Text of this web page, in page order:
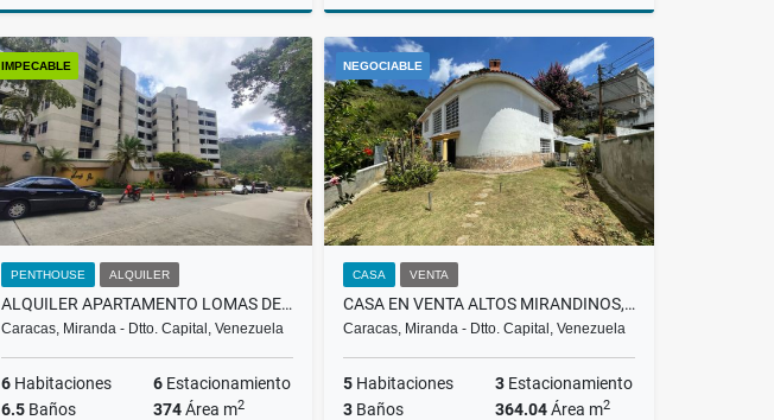
Venta
US$319,160
Venta
US$596,000
IMPECABLE
PENTHOUSE ALQUILER
ALQUILER APARTAMENTO LOMAS DE LA LAGUNITA, EL HATILLO, LMAW 002-25
Caracas, Miranda - Dtto. Capital, Venezuela
6 Habitaciones 6 Estacionamiento
6.5 Baños 374Área m2
NEGOCIABLE
CASA VENTA
CASA EN VENTA ALTOS MIRANDINOS, POTRERITO, 125.000 $
Caracas, Miranda - Dtto. Capital, Venezuela
5 Habitaciones 3 Estacionamiento
3 Baños 364.04Área m2